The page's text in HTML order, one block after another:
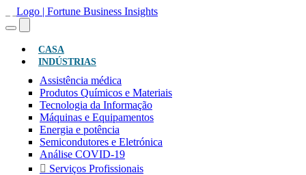
CASA
INDÚSTRIAS
Assistência médica
Produtos Químicos e Materiais
Tecnologia da Informação
Máquinas e Equipamentos
Energia e potência
Semicondutores e Eletrónica
Análise COVID-19
Serviços Profissionais